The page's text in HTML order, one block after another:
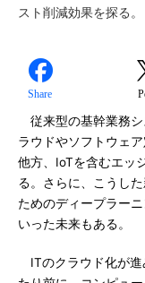
スト削減効果を探る。
Share
従来型の基幹業務シ
ラウドやソフトウェ
他方、IoTを含むエッ
る。さらに、こうし
ためのディープラー
いった未来もある。
ITのクラウド化が進